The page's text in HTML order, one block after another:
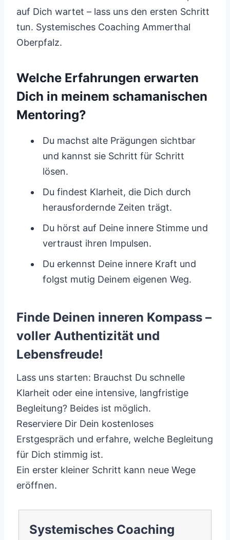
auf Dich wartet – lass uns den ersten Schritt
tun. Systemisches Coaching Ammerthal
Oberpfalz.
Welche Erfahrungen erwarten
Dich in meinem schamanischen
Mentoring?
Du machst alte Prägungen sichtbar
und kannst sie Schritt für Schritt
lösen.
Du findest Klarheit, die Dich durch
herausfordernde Zeiten trägt.
Du hörst auf Deine innere Stimme und
vertraust ihren Impulsen.
Du erkennst Deine innere Kraft und
folgst mutig Deinem eigenen Weg.
Finde Deinen inneren Kompass –
voller Authentizität und
Lebensfreude!
Lass uns starten: Brauchst Du schnelle
Klarheit oder eine intensive, langfristige
Begleitung? Beides ist möglich.
Reserviere Dir Dein kostenloses
Erstgespräch und erfahre, welche Begleitung
für Dich stimmig ist.
Ein erster kleiner Schritt kann neue Wege
eröffnen.
Systemisches Coaching